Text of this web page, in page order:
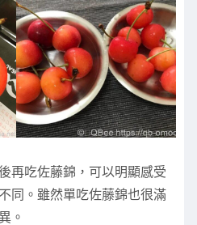
再吃佐藤錦，可以明顯感受
同。雖然單吃佐藤錦也很滿
。